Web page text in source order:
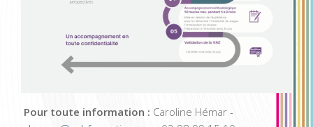
Pour toute information : Caroline Hémar -